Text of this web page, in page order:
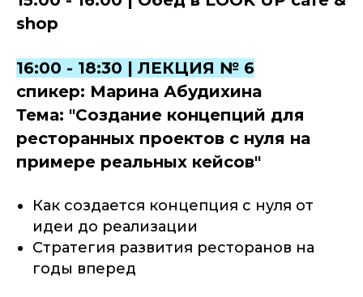
shop
16:00 - 18:30 | ЛЕКЦИЯ № 6
спикер: Марина Абудихина
Тема: "Создание концепций для
ресторанных проектов с нуля на
примере реальных кейсов"
Как создается концепция с нуля от
идеи до реализации
Стратегия развития ресторанов на
годы вперед